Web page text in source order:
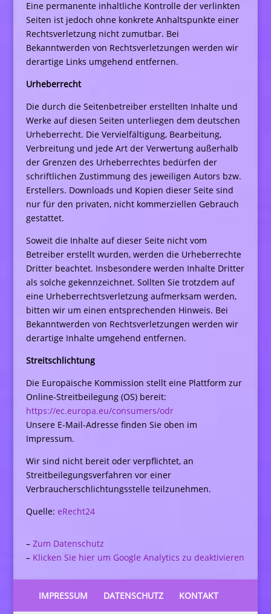
Eine permanente inhaltliche Kontrolle der verlinkten
Seiten ist jedoch ohne konkrete Anhaltspunkte einer
Rechtsverletzung nicht zumutbar. Bei
Bekanntwerden von Rechtsverletzungen werden wir
derartige Links umgehend entfernen.
Urheberrecht
Die durch die Seitenbetreiber erstellten Inhalte und
Werke auf diesen Seiten unterliegen dem deutschen
Urheberrecht. Die Vervielfältigung, Bearbeitung,
Verbreitung und jede Art der Verwertung außerhalb
der Grenzen des Urheberrechtes bedürfen der
schriftlichen Zustimmung des jeweiligen Autors bzw.
Erstellers. Downloads und Kopien dieser Seite sind
nur für den privaten, nicht kommerziellen Gebrauch
gestattet.
Soweit die Inhalte auf dieser Seite nicht vom
Betreiber erstellt wurden, werden die Urheberrechte
Dritter beachtet. Insbesondere werden Inhalte Dritter
als solche gekennzeichnet. Sollten Sie trotzdem auf
eine Urheberrechtsverletzung aufmerksam werden,
bitten wir um einen entsprechenden Hinweis. Bei
Bekanntwerden von Rechtsverletzungen werden wir
derartige Inhalte umgehend entfernen.
Streitschlichtung
Die Europäische Kommission stellt eine Plattform zur
Online-Streitbeilegung (OS) bereit:
https://ec.europa.eu/consumers/odr
Unsere E-Mail-Adresse finden Sie oben im
Impressum.
Wir sind nicht bereit oder verpflichtet, an
Streitbeilegungsverfahren vor einer
Verbraucherschlichtungsstelle teilzunehmen.
Quelle: eRecht24
– Zum Datenschutz
– Klicken Sie hier um Google Analytics zu deaktivieren
IMPRESSUM DATENSCHUTZ KONTAKT